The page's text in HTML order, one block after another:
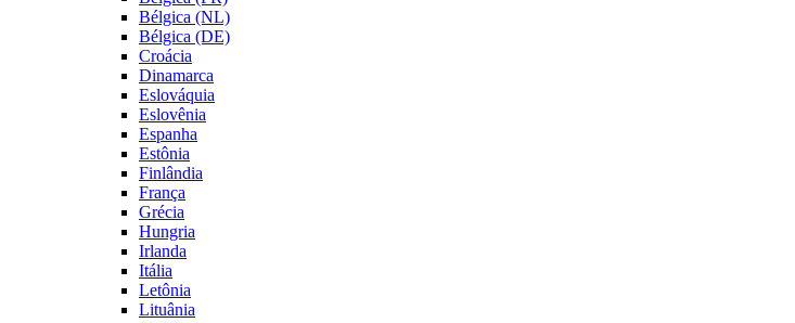
Bélgica (NL)
Bélgica (DE)
Croácia
Dinamarca
Eslováquia
Eslovênia
Espanha
Estônia
Finlândia
França
Grécia
Hungria
Irlanda
Itália
Letônia
Lituânia